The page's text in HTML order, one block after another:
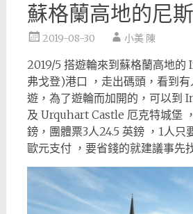
蘇格蘭高地的尼
2019-08-30 小美 陳
2019/5 搭遊輪來到蘇格蘭高地
弗戈登)港口 ，走出碼頭，看到
遊，為了遊輪而加開的，可以到
及 Urquhart Castle 厄克特城堡
鎊，團體票3人24.5 英鎊 ，1人只
歐元支付 ，要省錢的就建議事先